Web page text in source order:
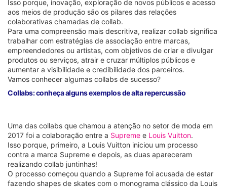
Isso porque, inovação, exploração de novos públicos e acesso
aos meios de produção são os pilares das relações
colaborativas chamadas de collab.
Para uma compreensão mais descritiva, realizar collab significa
trabalhar com estratégias de associação entre marcas,
empreendedores ou artistas, com objetivos de criar e divulgar
produtos ou serviços, atrair e cruzar múltiplos públicos e
aumentar a visibilidade e credibilidade dos parceiros.
Vamos conhecer algumas collabs de sucesso?
Collabs: conheça alguns exemplos de alta repercussão
Uma das collabs que chamou a atenção no setor de moda em
2017 foi a colaboração entre a Supreme e Louis Vuitton.
Isso porque, primeiro, a Louis Vuitton iniciou um processo
contra a marca Supreme e depois, as duas apareceram
realizando collab juntinhas!
O processo começou quando a Supreme foi acusada de estar
fazendo shapes de skates com o monograma clássico da Louis